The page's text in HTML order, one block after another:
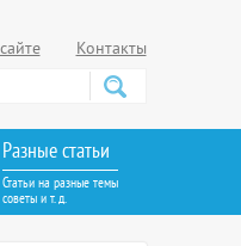
Разные статьи
Статьи на разные темы
советы и т. д.
Контакты